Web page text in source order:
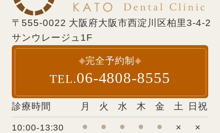
〒555-0022 大阪府大阪市西淀川区柏里3-4-2
サンウレージュ1F
完全予約制
TEL.06-4808-8555
診療時間 月 火 水 木 金 土 日祝
10:00-13:30 ⚫︎ ⚫︎ ⚫︎ ⚫︎ ⚫︎ × ×